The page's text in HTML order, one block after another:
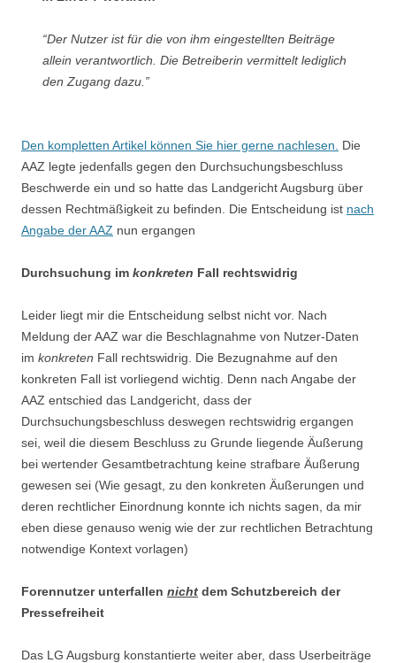
“Der Nutzer ist für die von ihm eingestellten Beiträge
allein verantwortlich. Die Betreiberin vermittelt lediglich
den Zugang dazu .”
Den kompletten Artikel können Sie hier gerne nachlesen.
Die
AAZ legte jedenfalls gegen den Durchsuchungsbeschluss
Beschwerde ein und so hatte das Landgericht Augsburg über
dessen Rechtmäßigkeit zu befinden. Die Entscheidung ist nach
Angabe der AAZ nun ergangen
Durchsuchung im konkreten Fall rechtswidrig
Leider liegt mir die Entscheidung selbst nicht vor. Nach
Meldung der AAZ war die Beschlagnahme von Nutzer-Daten
im konkreten Fall rechtswidrig. Die Bezugnahme auf den
konkreten Fall ist vorliegend wichtig. Denn nach Angabe der
AAZ entschied das Landgericht, dass der
Durchsuchungsbeschluss deswegen rechtswidrig ergangen
sei, weil die diesem Beschluss zu Grunde liegende Äußerung
bei wertender Gesamtbetrachtung keine strafbare Äußerung
gewesen sei (Wie gesagt, zu den konkreten Äußerungen und
deren rechtlicher Einordnung konnte ich nichts sagen, da mir
eben diese genauso wenig wie der zur rechtlichen Betrachtung
notwendige Kontext vorlagen)
Forennutzer unterfallen nicht dem Schutzbereich der
Pressefreiheit
Das LG Augsburg konstantierte weiter aber, dass Userbeiträge